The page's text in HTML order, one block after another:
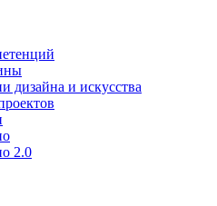
дизайна и искусства
2.0